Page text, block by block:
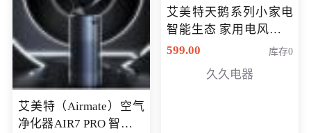
艾美特（Airmate）空气
净化器AIR7 PRO 智能全
艾美特天鹅系列小家电
智能生态 家用电风扇直
流变频节能轻音空气循
鹅，白天鹅智能)
599.00 库存0
久久电器